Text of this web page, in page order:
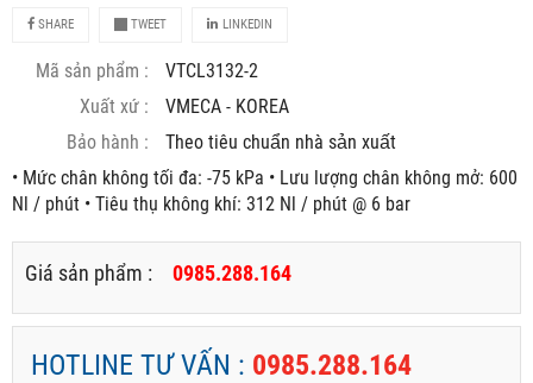
SHARE TWEET LINKEDIN
Mã sản phẩm :
VTCL3132-2
Xuất xứ :
VMECA - KOREA
Bảo hành :
Theo tiêu chuẩn nhà sản xuất
• Mức chân không tối đa: -75 kPa • Lưu lượng chân không mở: 600
Nl / phút • Tiêu thụ không khí: 312 Nl / phút @ 6 bar
Giá sản phẩm : 0985.288.164
HOTLINE TƯ VẤN : 0985.288.164